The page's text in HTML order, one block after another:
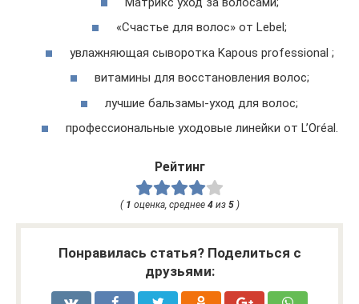
«Счастье для волос» от Lebel;
увлажняющая сыворотка Kapous professional ;
витамины для восстановления волос;
лучшие бальзамы-уход для волос;
профессиональные уходовые линейки от L’Oréal.
Рейтинг
( 1 оценка, среднее 4из 5)
Понравилась статья? Поделиться с
друзьями: